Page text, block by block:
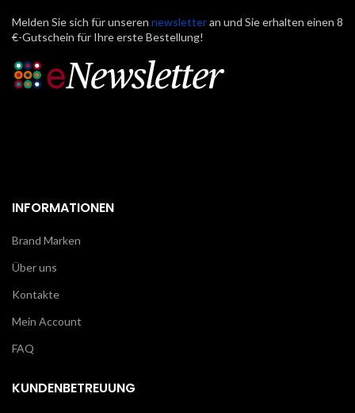
Melden Sie sich für unseren newsletteran und Sie erhalten einen 8
€-Gutschein für Ihre erste Bestellung!
INFORMATIONEN
Brand Marken
Über uns
Kontakte
Mein Account
FAQ
KUNDENBETREUUNG